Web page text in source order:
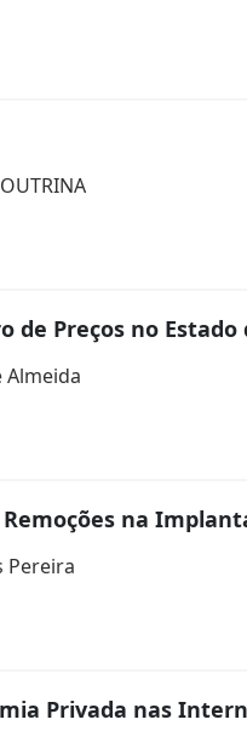
de Preços no Estado
Almeida
Remoções na
Pereira
Privada nas